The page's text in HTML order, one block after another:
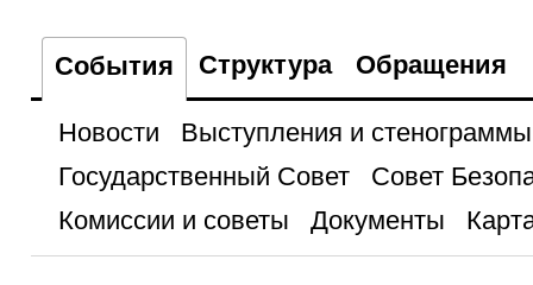
События Структура Обращения
Новости
Выступления и стенограммы
Государственный Совет
Совет
Комиссии и советы
Документы